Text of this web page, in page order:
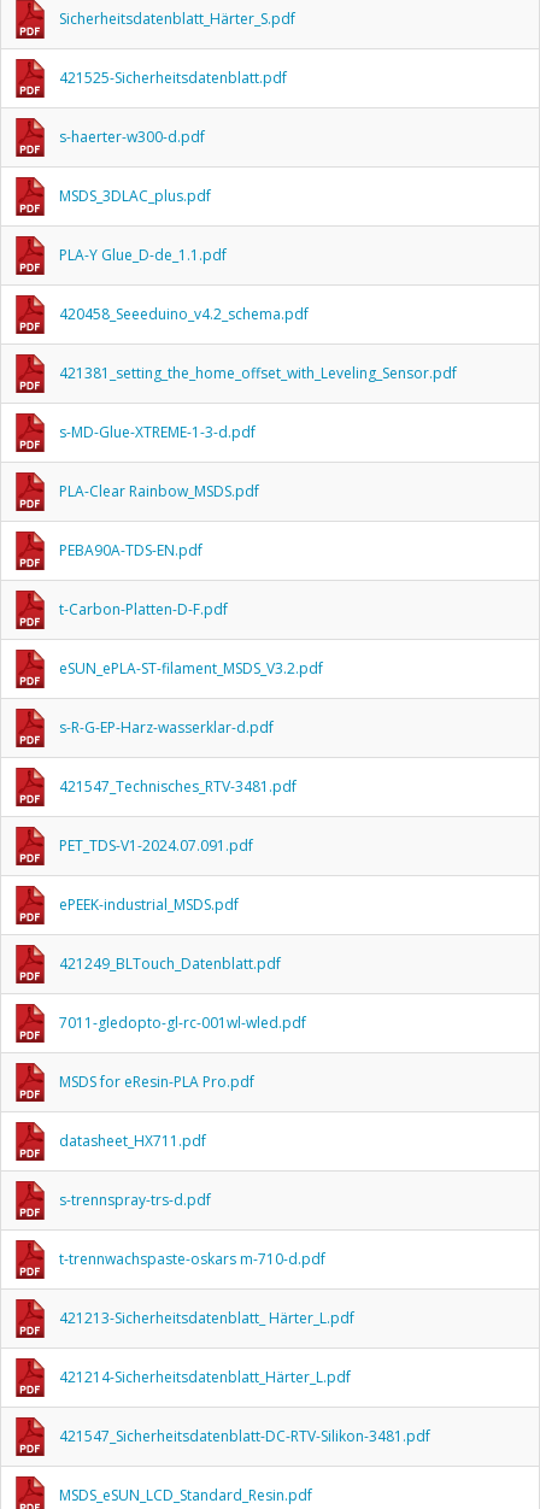
Sicherheitsdatenblatt_Härter_S.pdf
421525-Sicherheitsdatenblatt.pdf
s-haerter-w300-d.pdf
MSDS_3DLAC_plus.pdf
PLA-Y Glue_D-de_1.1.pdf
420458_Seeeduino_v4.2_schema.pdf
421381_setting_the_home_offset_with_Leveling_Sensor.pdf
s-MD-Glue-XTREME-1-3-d.pdf
PLA-Clear Rainbow_MSDS.pdf
PEBA90A-TDS-EN.pdf
t-Carbon-Platten-D-F.pdf
eSUN_ePLA-ST-filament_MSDS_V3.2.pdf
s-R-G-EP-Harz-wasserklar-d.pdf
421547_Technisches_RTV-3481.pdf
PET_TDS-V1-2024.07.091.pdf
ePEEK-industrial_MSDS.pdf
421249_BLTouch_Datenblatt.pdf
7011-gledopto-gl-rc-001wl-wled.pdf
MSDS for eResin-PLA Pro.pdf
datasheet_HX711.pdf
s-trennspray-trs-d.pdf
t-trennwachspaste-oskars m-710-d.pdf
421213-Sicherheitsdatenblatt_ Härter_L.pdf
421214-Sicherheitsdatenblatt_Härter_L.pdf
421547_Sicherheitsdatenblatt-DC-RTV-Silikon-3481.pdf
MSDS_eSUN_LCD_Standard_Resin.pdf